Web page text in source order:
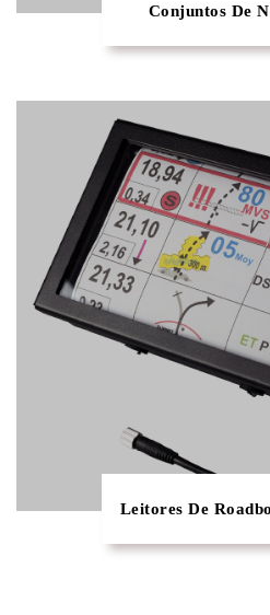
Conjuntos De
Leitores De